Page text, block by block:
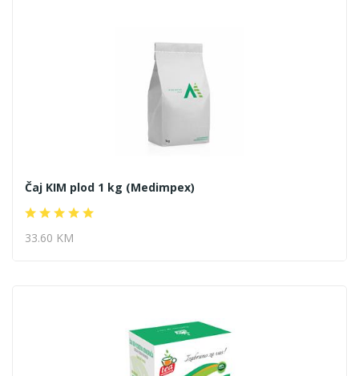
Čaj KIM plod 1 kg (Medimpex)
33.60 KM